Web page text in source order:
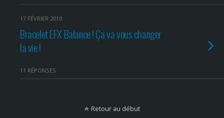
17 FÉVRIER 2010
Bracelet EFX Balance ! Ça va vous changer
la vie !
11 RÉPONSES
Retour au début